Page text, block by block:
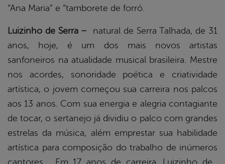
“Ana Maria” e “tamborete de forró.
Luizinho de Serra – natural de Serra Talhada, de 31
anos, hoje, é um dos mais novos artistas
sanfoneiros na atualidade musical brasileira. Mestre
nos acordes, sonoridade poética e criatividade
artística, o jovem começou sua carreira nos palcos
aos 13 anos. Com sua energia e alegria contagiante
de tocar, o sertanejo já dividiu o palco com grandes
estrelas da música, além emprestar sua habilidade
artística para composição do trabalho de inúmeros